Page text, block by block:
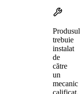
Produsul
trebuie
instalat
de
către
un
mecanic
calificat,